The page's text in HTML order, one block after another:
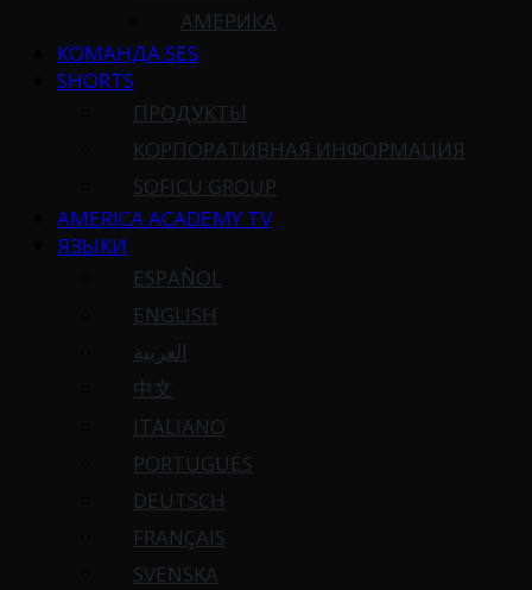
АМЕРИКА
КОМАНДА SES
SHORTS
ПРОДУКТЫ
КОРПОРАТИВНАЯ ИНФОРМАЦИЯ
SOFICU GROUP
AMERICA ACADEMY TV
ЯЗЫКИ
ESPAÑOL
ENGLISH
العربية
中文
ITALIANO
PORTUGUÉS
DEUTSCH
FRANÇAIS
SVENSKA